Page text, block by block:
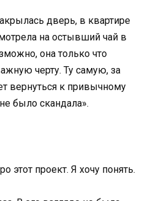
дверь, в квартире
на остывший чай в
она только что
черту. Ту самую, за
вернуться к привычному
было скандала».
этот проект. Я хочу понять.